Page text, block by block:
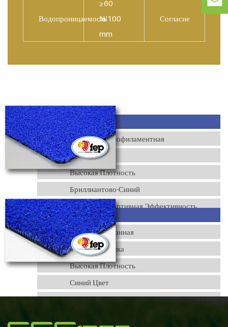
Водопроницаемость
≥60
N/100
mm
Согласие
Fastpro
Кудрявая Монофиламентная
PU Подложка
Высокая Плотность
Бриллиантово-Синий
Отличная Спортивная Эффективность
YEII
Фибриллированная
Latex Подложка
Высокая Плотность
Синий Цвет
Хорошая Спортивная Эффективность